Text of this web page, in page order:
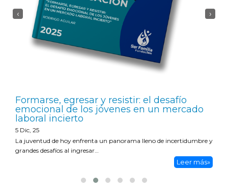
Formarse, egresar y resistir: el desafío
emocional de los jóvenes en un mercado
laboral incierto
5 Dic, 25
La juventud de hoy enfrenta un panorama lleno de incertidumbre y
grandes desafíos al ingresar…
Leer más»
‹ ›